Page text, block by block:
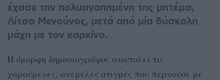
έχασε την πολυαγαπημένη της μητέρα,
Λίτσα Μενούνος, μετά από μία δύσκολη
μάχη με τον καρκίνο.
Η όμορφη δημοσιογράφος αναπολεί τις
χαρούμενες, ανέμελες στιγμές που περνούσε με